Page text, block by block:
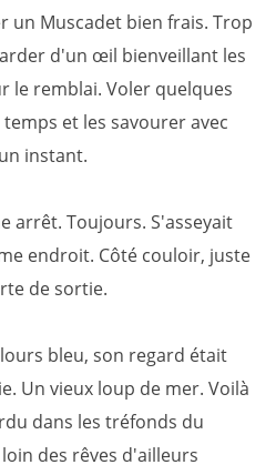
un Muscadet bien frais. Trop
d'un œil bienveillant les
le remblai. Voler quelques
et les savourer avec
instant.
arrêt. Toujours. S'asseyait
endroit. Côté couloir, juste
de sortie.
bleu, son regard était
Un vieux loup de mer. Voilà
dans les tréfonds du
des rêves d'ailleurs